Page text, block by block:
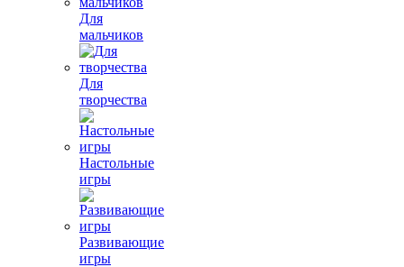
Для
мальчиков
Для
творчества
Настольные
игры
Развивающие
игры